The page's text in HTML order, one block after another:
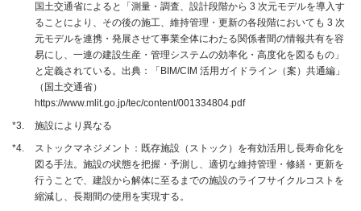
国土交通省によると「測量・調査、設計段階から 3 次元モデルを導入す
ることにより、その後の施工、維持管理・更新の各段階においても 3 次
元モデルを連携・発展させて事業全体にわたる関係者間の情報共有を容
易にし、一連の建設生産・管理システムの効率化・高度化を図るもの」
と定義されている。出典：「BIM/CIM 活用ガイドライン（案）共通編」
（国土交通省）
https://www.mlit.go.jp/tec/content/001334804.pdf
*3.
施設により異なる
*4.
ストックマネジメント：既存施設（ストック）を有効活用し長寿命化を
図る手法。施設の状態を把握・予測し、適切な維持管理・修繕・更新を
行うことで、建設から解体に至るまでの施設のライフサイクルコストを
縮減し、長期間の使用を実現する。